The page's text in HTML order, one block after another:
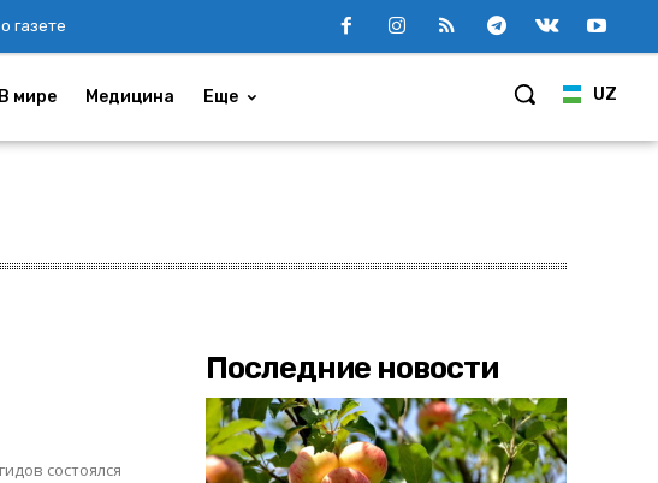
газете
UZ
В мире Медицина Еще
состоялся
Последние новости